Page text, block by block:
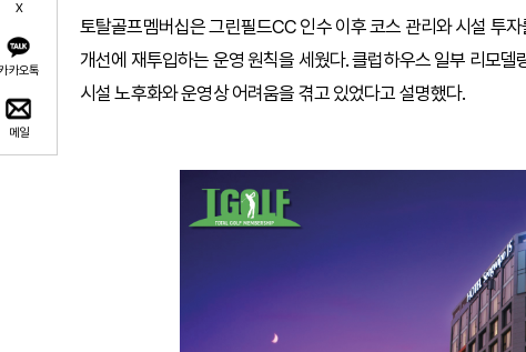
X
카오톡
메일
토탈골프멤버십은 그린필드CC 인수 이후 코스 관리와 시설 투
개선에 재투입하는 운영 원칙을 세웠다. 클럽하우스 일부 리모
시설 노후화와 운영상 어려움을 겪고 있었다고 설명했다.